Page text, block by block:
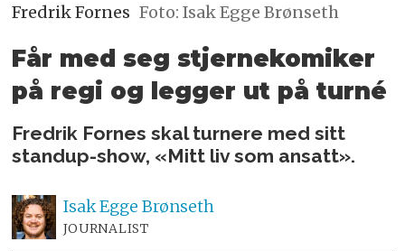
Fredrik Fornes Foto: Isak Egge Brønseth
Får med seg stjernekomiker
på regi og legger ut på turné
Fredrik Fornes skal turnere med sitt
standup-show, «Mitt liv som ansatt».
IsakEgge Brønseth
JOURNALIST